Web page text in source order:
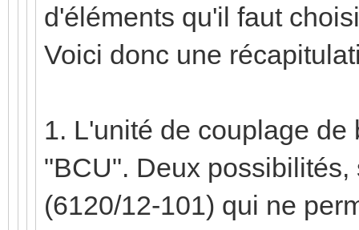
d'éléments qu'il faut
Voici donc une
1. L'unité de couplage
"BCU". Deux
(6120/12-101) qui ne